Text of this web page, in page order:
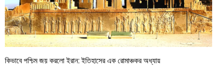
কিভাবে পশ্চিম জয় করলো ইরান: ইতিহাসের এক রোমাঞ্চকর অধ্যায়